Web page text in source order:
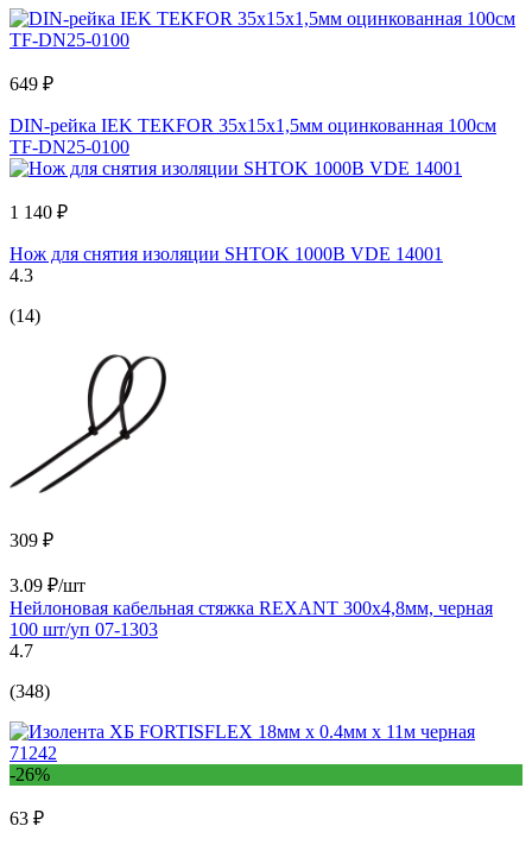
649 ₽
DIN-рейка IEK TEKFOR 35x15x1,5мм оцинкованная 100см
TF-DN25-0100
1 140 ₽
Нож для снятия изоляции SHTOK 1000В VDE 14001
4.3
(14)
309 ₽
3.09 ₽/шт
Нейлоновая кабельная стяжка REXANT 300x4,8мм, черная
100 шт/уп 07-1303
4.7
(348)
-26%
63 ₽